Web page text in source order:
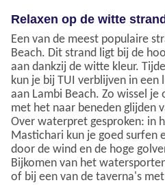
Relaxen op de witte
Een van de meest populaire
Beach. Dit strand ligt bij de
aan dankzij de witte kleur.
kun je bij TUI verblijven in
aan Lambi Beach. Zo wissel
met het naar beneden glijden
Over waterpret gesproken: in
Mastichari kun je goed surfen
door de wind en de hoge
Bijkomen van het
of bij een van de taverna's